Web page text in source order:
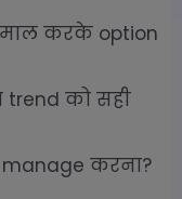
करके option
को सही
करना?